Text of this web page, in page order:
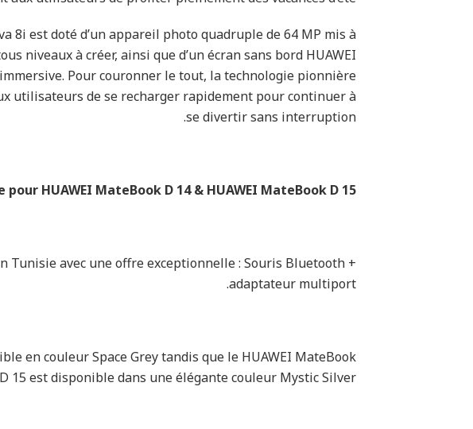
8i est doté d’un appareil photo quadruple de 64 MP mis à
niveaux à créer, ainsi que d’un écran sans bord HUAWEI
Pour couronner le tout, la technologie pionnière
utilisateurs de se recharger rapidement pour continuer à
se divertir sans interruption.
HUAWEI MateBook D 14 & HUAWEI MateBook D 15
Tunisie avec une offre exceptionnelle : Souris Bluetooth +
adaptateur multiport.
en couleur Space Grey tandis que le HUAWEI MateBook
D 15 est disponible dans une élégante couleur Mystic Silver.